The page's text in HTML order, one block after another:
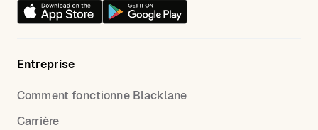
Entreprise
Comment fonctionne Blacklane
Carrière